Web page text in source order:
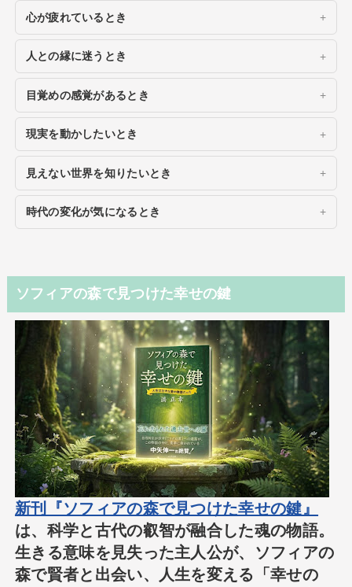
心が疲れているとき
人との縁に迷うとき
目覚めの感覚があるとき
現実を動かしたいとき
見えない世界を知りたいとき
時代の変化が気になるとき
ソフィアの森で見つけた幸せの鍵
新刊『ソフィアの森で見つけた幸せの鍵』
は、科学と古代の叡智が融合した魂の物語。
生きる意味を見失った主人公が、ソフィアの
森で賢者と出会い、人生を変える「幸せの